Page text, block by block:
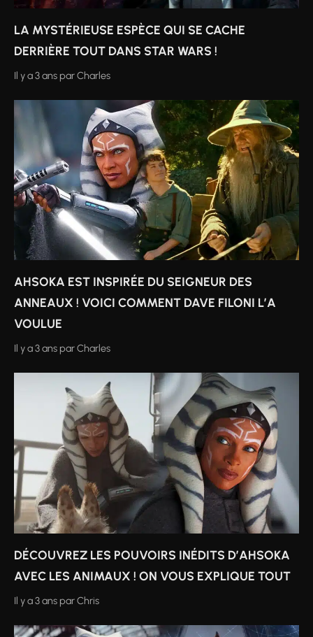
LA MYSTÉRIEUSE ESPÈCE QUI SE CACHE
DERRIÈRE TOUT DANS STAR WARS !
Il y a 3 ans parCharles
AHSOKA EST INSPIRÉE DU SEIGNEUR DES
ANNEAUX ! VOICI COMMENT DAVE FILONI L’A
VOULUE
Il y a 3 ans parCharles
DÉCOUVREZ LES POUVOIRS INÉDITS D’AHSOKA
AVEC LES ANIMAUX ! ON VOUS EXPLIQUE TOUT
Il y a 3 ans parChris